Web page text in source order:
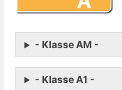
- Klasse AM -
- Klasse A1 -